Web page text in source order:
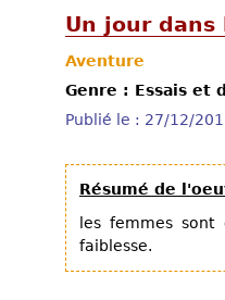
Un jour
Aventure
Genre : Essais et
Publié le : 27/12/
Résumé de
les femmes
faiblesse.